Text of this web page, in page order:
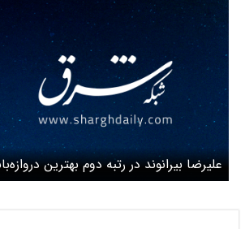
علیرضا بیرانوند در رتبه دوم بهترین